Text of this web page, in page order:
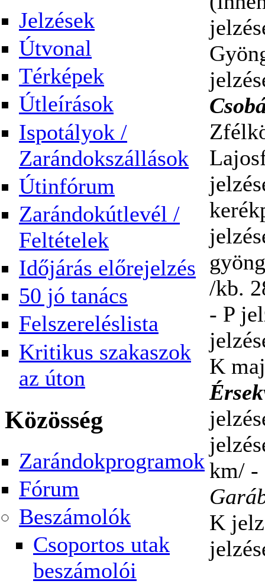
Jelzések
Útvonal
Térképek
Útleírások
Ispotályok /
Zarándokszállások
Útinfórum
Zarándokútlevél /
Feltételek
Időjárás előrejelzés
50 jó tanács
Felszereléslista
Kritikus szakaszok
az úton
Közösség
Zarándokprogramok
Fórum
Beszámolók
Csoportos utak
beszámolói
/kb.
- P
K
km/ -
K